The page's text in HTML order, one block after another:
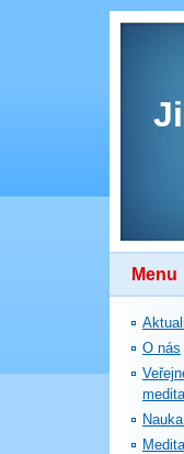
Menu
O nás